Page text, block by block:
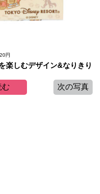
円
楽しむデザイン&なりきり
む 次の写真